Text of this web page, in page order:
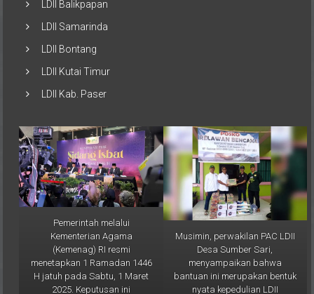
LDII Samarinda
LDII Kutai Timur
Pemerintah melalui
Kementerian Agama
(Kemenag) RI resmi
menetapkan 1 Ramadan 1446
H jatuh pada Sabtu, 1 Maret
2025. Keputusan ini
diumumkan dalam Sidang
Musimin, perwakilan PAC LDII
Desa Sumber Sari,
menyampaikan bahwa
bantuan ini merupakan bentuk
nyata kepedulian LDII
terhadap masyarakat Kutai